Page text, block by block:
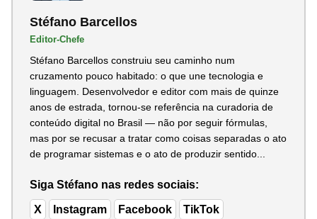
Stéfano Barcellos
Editor-Chefe
Stéfano Barcellos construiu seu caminho num
cruzamento pouco habitado: o que une tecnologia e
linguagem. Desenvolvedor e editor com mais de quinze
anos de estrada, tornou-se referência na curadoria de
conteúdo digital no Brasil — não por seguir fórmulas,
mas por se recusar a tratar como coisas separadas o ato
de programar sistemas e o ato de produzir sentido...
Siga Stéfano nas redes sociais:
X Instagram Facebook TikTok